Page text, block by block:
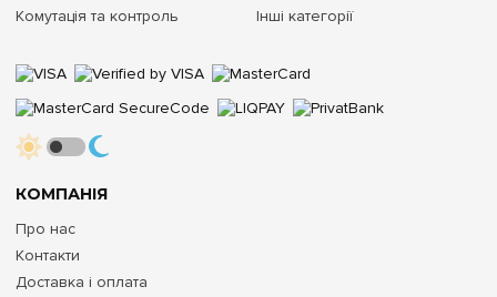
КОМПАНІЯ
Про нас
Контакти
Доставка і оплата
Комутація та контроль
Інші категорії